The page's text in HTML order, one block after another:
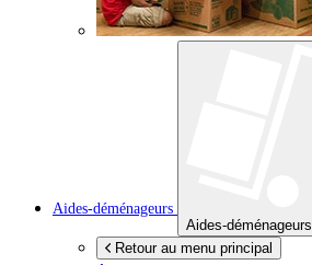
Aides-déménageurs
Aides-déménageurs
Retour au menu principal